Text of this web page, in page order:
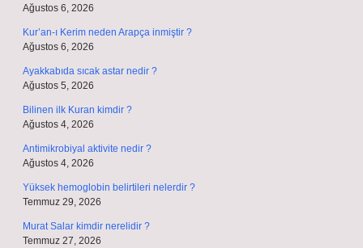
Ağustos 6, 2026
Kur’an-ı Kerim neden Arapça inmiştir ?
Ağustos 6, 2026
Ayakkabıda sıcak astar nedir ?
Ağustos 5, 2026
Bilinen ilk Kuran kimdir ?
Ağustos 4, 2026
Antimikrobiyal aktivite nedir ?
Ağustos 4, 2026
Yüksek hemoglobin belirtileri nelerdir ?
Temmuz 29, 2026
Murat Salar kimdir nerelidir ?
Temmuz 27, 2026